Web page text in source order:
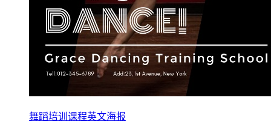
舞蹈培训课程英文海报